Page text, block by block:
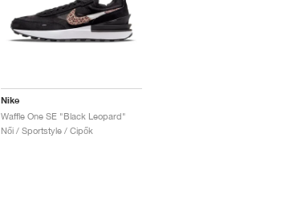
Nike
Waffle One SE "Black Leopard"
Női / Sportstyle / Cipők